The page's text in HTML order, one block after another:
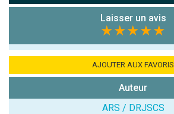
Avis sur
:
Laisser un avis
★★★★★
AJOUTER AUX FAVORIS
Auteur
ARS / DRJSCS